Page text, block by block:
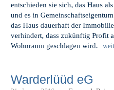
entschieden sie sich, das Haus
und es in
das Haus dauerhaft der
verhindert, dass zukünftig Profit
Wohnraum geschlagen wird.
Warderlüüd eG